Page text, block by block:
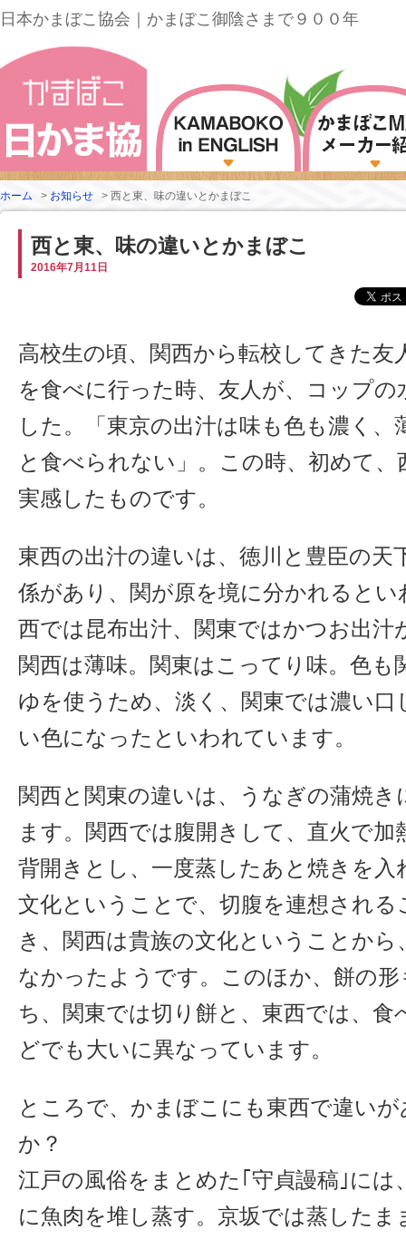
日本かまぼこ協会｜かまぼこ御陰さまで９００年
ホーム > お知らせ > 西と東、味の違いとかまぼこ
西と東、味の違いとかまぼこ
2016年7月11日
高校生の頃、関西から転校してきた友
を食べに行った時、友人が、コップ
した。「東京の出汁は味も色も濃く
と食べられない」。この時、初めて
実感したものです。
東西の出汁の違いは、徳川と豊臣の天
係があり、関が原を境に分かれると
西では昆布出汁、関東ではかつお出汁
関西は薄味。関東はこってり味。色も
ゆを使うため、淡く、関東では濃い
い色になったといわれています。
関西と関東の違いは、うなぎの蒲焼
ます。関西では腹開きして、直火で加
背開きとし、一度蒸したあと焼きを入
文化ということで、切腹を連想される
き、関西は貴族の文化ということから
なかったようです。このほか、餅の
ち、関東では切り餅と、東西では、食
どでも大いに異なっています。
ところで、かまぼこにも東西で違い
か？
江戸の風俗をまとめた｢守貞謾稿｣には
に魚肉を堆し蒸す。京坂では蒸した